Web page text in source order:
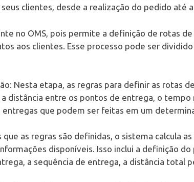
clientes, desde a realização do pedido até
no OMS, pois permite a definição de rotas
aos clientes. Esse processo pode ser
Nesta etapa, as regras para definir as rotas
distância entre os pontos de entrega, o tempo
entregas que podem ser feitas em um
as regras são definidas, o sistema calcula
disponíveis. Isso inclui a definição
a sequência de entrega, a distância total